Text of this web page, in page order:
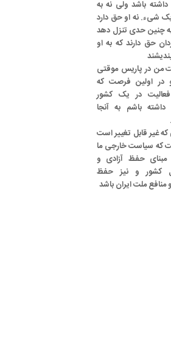
باشد ولی نه به
شی‌ء. نه او حق دارد
چنین حدی تنزل دهد
حق دارند که به او
من در پاریس موقتی
اولین فرصت که
در یک کشور
داشته باشم به آنجا
غیر قابل تغییر است
که سیاست خارجی ما
مبنای حفظ آزادی و
کشور و نیز حفظ
منافع ملت ایران باشد